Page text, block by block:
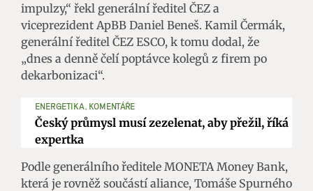
impulzy,“ řekl generální ředitel ČEZ a
viceprezident ApBB Daniel Beneš. Kamil Čermák,
generální ředitel ČEZ ESCO, k tomu dodal, že
„dnes a denně čelí poptávce kolegů z firem po
dekarbonizaci“.
ENERGETIKA, KOMENTÁŘE
Český průmysl musí zezelenat, aby přežil, říká
expertka
Podle generálního ředitele MONETA Money Bank,
která je rovněž součástí aliance, Tomáše Spurného